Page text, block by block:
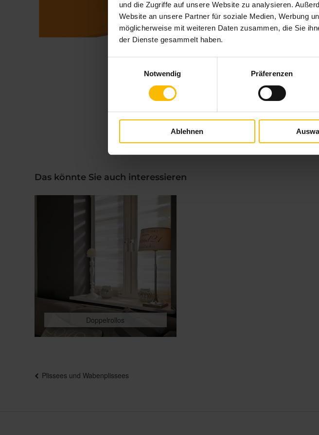
und die Zugriffe auf unsere Website zu analysieren.
Website an unsere Partner für soziale Medien, Werbung
möglicherweise mit weiteren Daten zusammen, die Sie
der Dienste gesammelt haben.
Notwendig
Präferenzen
Ablehnen
Sonnenlicht und
Innenraumgestaltung
und intuitiver
Fenster – auch in
Beamer sind Rollos
Das könnte Sie auch interessieren
Doppelrollos
Beitragsnavigation
Plissees und Wabenplissees